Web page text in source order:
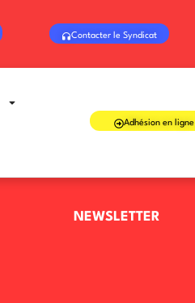
Contacter le Syndicat
Adhésion en ligne
NEWSLETTER